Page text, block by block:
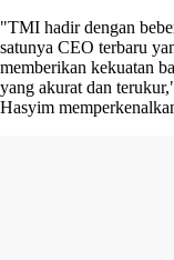
"TMI hadir dengan
satunya CEO terbaru
memberikan kekuatan
yang akurat dan
Hasyim